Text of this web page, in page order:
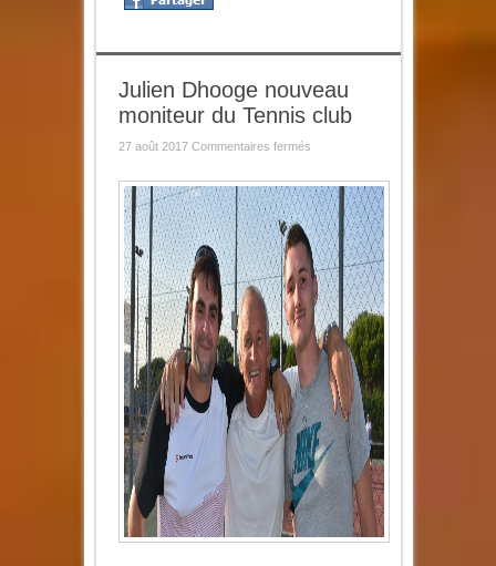
Julien Dhooge nouveau
moniteur du Tennis club
27 août 2017 Commentaires ferméssur
nouveau
moniteur
du
Tennis
club